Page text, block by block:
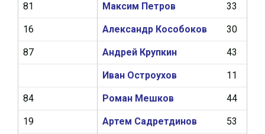
Максим Петров 33
Александр Кособоков 30
Андрей Крупкин 43
Иван Остроухов 11
Роман Мешков 44
Артем Садретдинов 53
81
16
87
84
19